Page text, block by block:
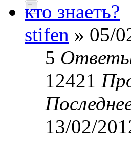
кто знаеть?
stifen » 05/
5
12421
13/02/